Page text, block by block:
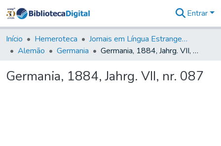
&
Coleções
Tudo na
Digital
Entrar
Início Hemeroteca
Jornais em Língua Estrangeira
Alemão
Germania Germania, 1884, Jahrg. VII, nr. 087
Germania, 1884, Jahrg. VII, nr. 087